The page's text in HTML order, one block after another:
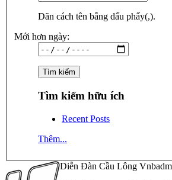
Dãn cách tên bằng dấu phẩy(,).
Mới hơn ngày:
Tìm kiếm hữu ích
Recent Posts
Thêm...
Diễn Đàn Cầu Lông